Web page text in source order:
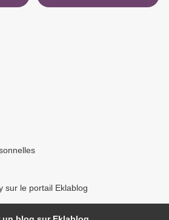
(SIGLOS VIII A.C. - IV D.C.)
sur le portail Eklablog